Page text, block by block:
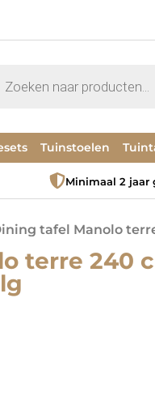
Tuinstoelen
Minimaal 2 jaar
tafel Manolo
terre 240